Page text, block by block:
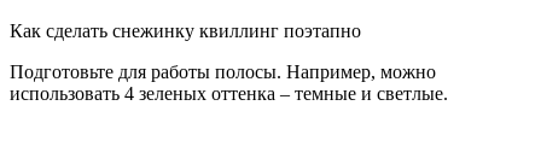
Как сделать снежинку квиллинг поэтапно
Подготовьте для работы полосы. Например, можно
использовать 4 зеленых оттенка – темные и светлые.